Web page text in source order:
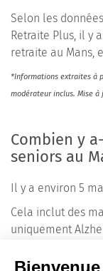
Selon les
Retraite Plus, il y
retraite au Mans,
*Informations extraites à
modérateur inclus. Mise
Combien y
seniors au
Il y a environ 5
Cela inclut des
uniquement
connaissent les